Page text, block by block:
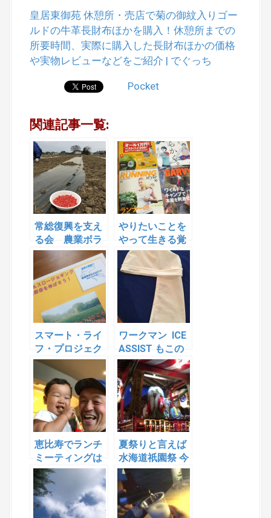
皇居東御苑 休憩所・売店で菊の御紋入りゴー
ルドの牛革長財布ほかを購入！休憩所までの
所要時間、実際に購入した長財布ほかの価格
や実物レビューなどをご紹介 | でぐっち
Pocket
関連記事一覧:
常総復興を支え
る会 農業ボラ
ンティアに参加
して来た！
やりたいことを
やって生きる覚
悟 その② 自己責
任１００％
スマート・ライ
フ・プロジェク
ト始動！ HEART
の朝ヨガ&スロ
ージョギング コ
ミュニティ始め
ます！
ワークマン ICE
ASSIST もこの
夏の必需品か⁉︎
恵比寿でランチ
ミーティングは
最高の出会い ア
ウトドアライフ
クリエイターの
日記記事
夏祭りと言えば
水海道祇園祭 今
年も楽しかった